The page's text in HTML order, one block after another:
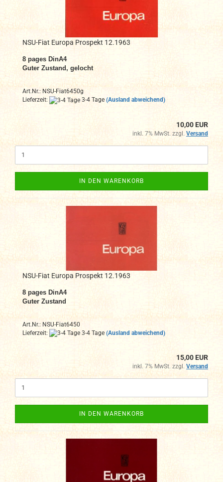
NSU-Fiat Europa Prospekt 12.1963
8 pages DinA4
Guter Zustand, gelocht
Art.Nr.: NSU-Fiat6450g
Lieferzeit:
3-4 Tage (Ausland abweichend)
10,00 EUR
inkl. 7% MwSt. zzgl. Versand
IN DEN WARENKORB
NSU-Fiat Europa Prospekt 12.1963
8 pages DinA4
Guter Zustand
Art.Nr.: NSU-Fiat6450
Lieferzeit:
3-4 Tage (Ausland abweichend)
15,00 EUR
inkl. 7% MwSt. zzgl. Versand
IN DEN WARENKORB